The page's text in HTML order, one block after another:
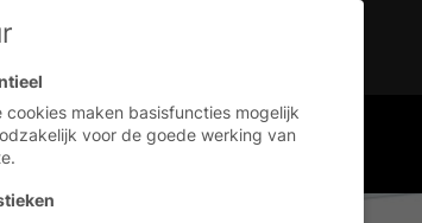
cookies maken basisfuncties mogelijk
voor de goede werking van